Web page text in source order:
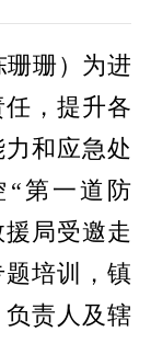
珊）为进
，提升各
和应急处
第一道防
局受邀走
培训，镇
责人及辖